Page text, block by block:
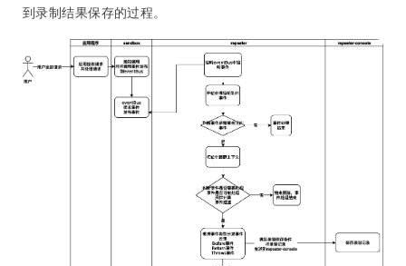
到录制结果保存的过程。